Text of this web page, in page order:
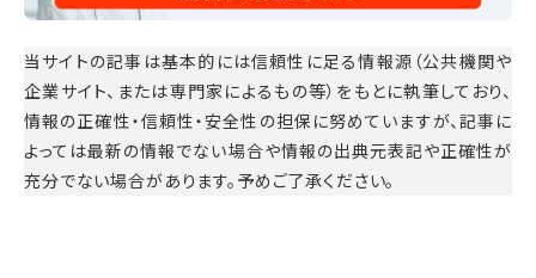
当サイトの記事は基本的には信頼性に足る情報源（公共機関や
企業サイト、または専門家によるもの等）をもとに執筆しており、
情報の正確性・信頼性・安全性の担保に努めていますが、記事に
よっては最新の情報でない場合や情報の出典元表記や正確性が
充分でない場合があります。予めご了承ください。